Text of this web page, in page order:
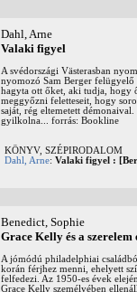
Dahl, Arne
Valaki figyel
A svédországi Västerasban
nyomozó Sam Berger felügyelő
hagyta ott őket, aki tudja, hogy
meggyőzni feletteseit, hogy
saját, rég eltemetett
gyilkolna... forrás: Bookline
KÖNYV, SZÉPIRODALOM
Dahl, Arne: Valaki figyel :
Benedict, Sophie
Grace Kelly és a szerelem
A jómódú philadelphiai
korán férjhez menni, ehelyett
felfedezi. Az 1950-es évek
Grace Kelly személyében